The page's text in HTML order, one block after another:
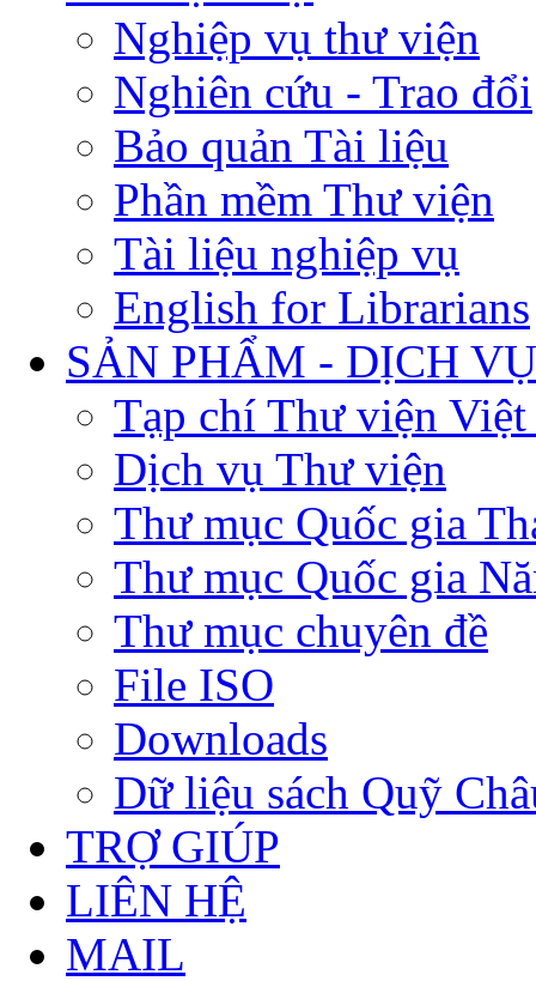
Nghiệp vụ thư viện
Nghiên cứu - Trao đổi
Bảo quản Tài liệu
Phần mềm Thư viện
Tài liệu nghiệp vụ
English for Librarians
SẢN PHẨM - DỊCH VỤ
Tạp chí Thư viện Việt
Dịch vụ Thư viện
Thư mục Quốc gia
Thư mục Quốc gia
Thư mục chuyên đề
File ISO
Downloads
Dữ liệu sách Quỹ
TRỢ GIÚP
LIÊN HỆ
MAIL